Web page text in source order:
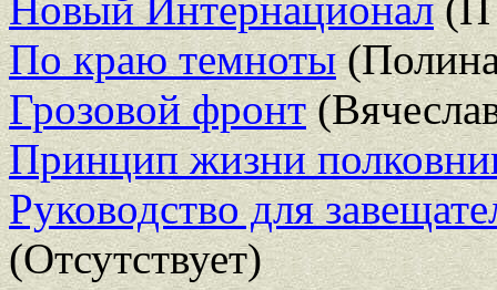
По краю темноты
Грозовой фронт
Принцип жизни
Руководство для
(Отсутствует)